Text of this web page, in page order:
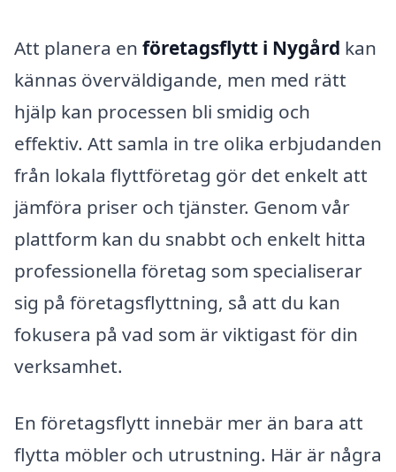
Att planera en företagsflytt i Nygård kan
kännas överväldigande, men med rätt
hjälp kan processen bli smidig och
effektiv. Att samla in tre olika erbjudanden
från lokala flyttföretag gör det enkelt att
jämföra priser och tjänster. Genom vår
plattform kan du snabbt och enkelt hitta
professionella företag som specialiserar
sig på företagsflyttning, så att du kan
fokusera på vad som är viktigast för din
verksamhet.
En företagsflytt innebär mer än bara att
flytta möbler och utrustning. Här är några